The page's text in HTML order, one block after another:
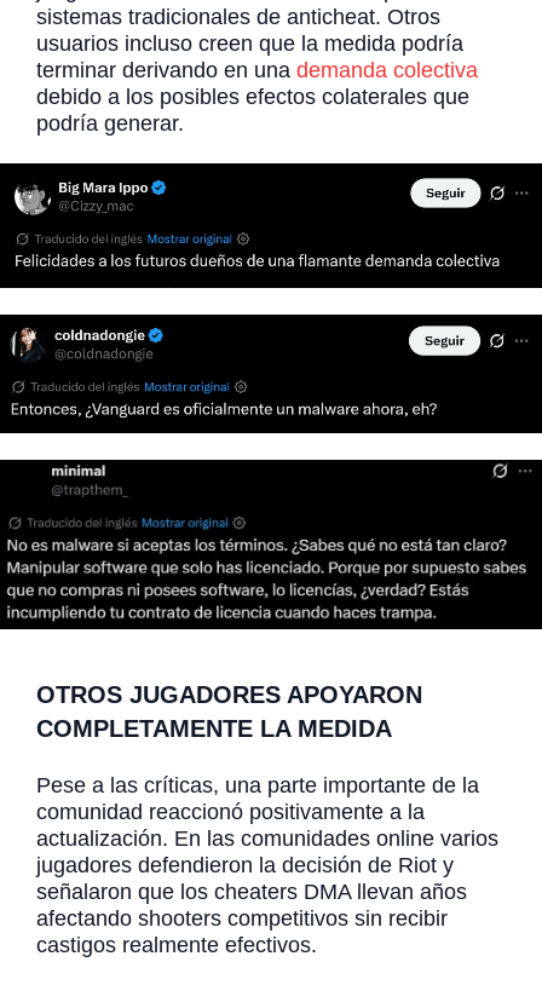
sistemas tradicionales de anticheat. Otros
usuarios incluso creen que la medida podría
terminar derivando en una demanda colectiva
debido a los posibles efectos colaterales que
podría generar.
OTROS JUGADORES APOYARON
COMPLETAMENTE LA MEDIDA
Pese a las críticas, una parte importante de la
comunidad reaccionó positivamente a la
actualización. En las comunidades online varios
jugadores defendieron la decisión de Riot y
señalaron que los cheaters DMA llevan años
afectando shooters competitivos sin recibir
castigos realmente efectivos.